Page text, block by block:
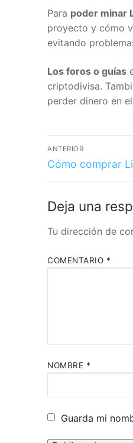
Para poder minar
proyecto y cómo
evitando
Los foros o guías
criptodivisa.
perder dinero en
ANTERIOR
Cómo comprar
Deja una
Tu dirección de
COMENTARIO *
NOMBRE *
Guarda mi